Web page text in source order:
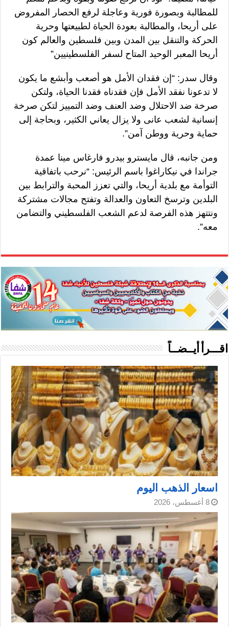
للمطالبة وبصورة فورية وعاجلة لرفع الحصار المفروض
على أريحا، والمطالبة بعودة الحياة لطبيعتها وحرية
الحركة والتنقل بين المدن وبين فلسطين والعالم كون
أريحا المعبر الوحيد المتاح لسفر الفلسطينيين”
وقال سدر: “إن فقدان الأمل هو أصعب وأبشع ما يكون
لا تدعونا نفقد الأمل فإن فقدناه فقدنا الحياة، ولتكن
صرخة ضد الاحتلال وضد العنف وضد التمييز لتكن صرخة
إنسانية لشعب عانى ولا يزال يعاني الكثير، وبحاجة إلى
حماية وحرية ووطن آمن”.
ومن جانبه، قال مايسترو بيدرو فارغاس مينا عمدة
جراندا في نيكاراغوا باسم الرئيس: “نرحب باتفاقية
التوأمة مع بلدية أريحا، والتي تعزز المحبة والترابط بين
البلدين وترسخ التعاون والعدالة وتفتح مجالات مشتركة
ونتتهز هذه الفرصة لدعم الشعب الفلسطيني والتضامن
معه”.
اقـــرأ أيــضــاً
اسعار الذهب اليوم
8 أغسطس، 2026